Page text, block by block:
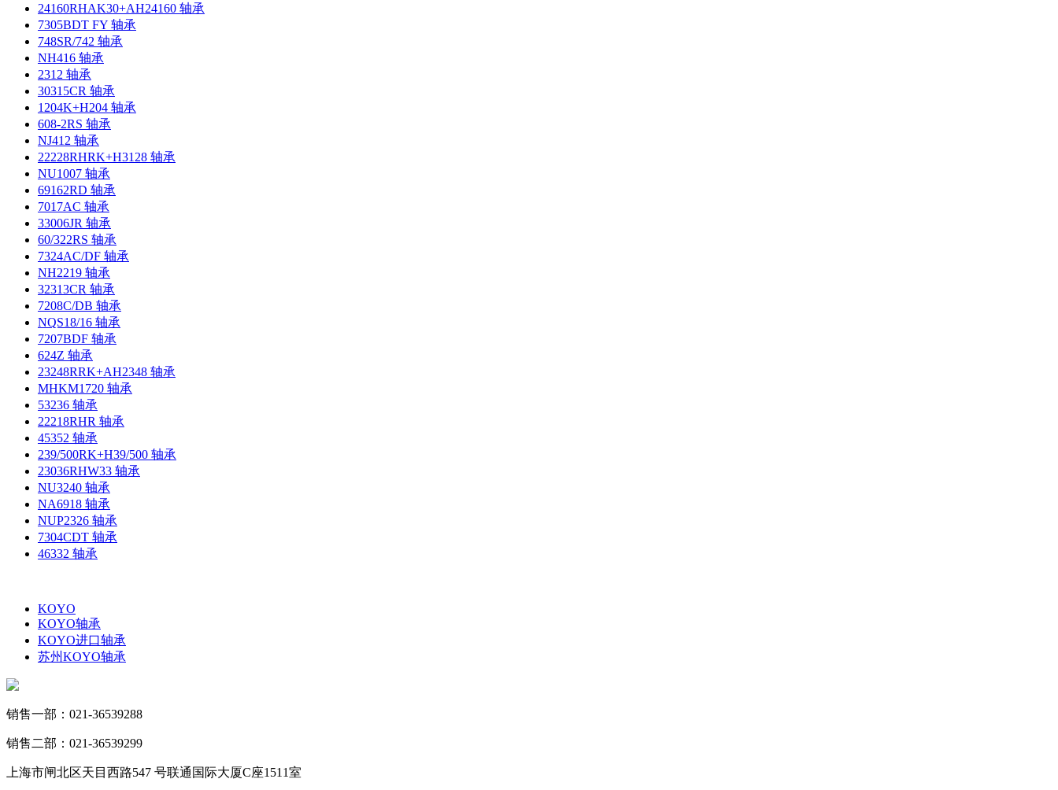
24160RHAK30+AH24160 轴承
7305BDT FY 轴承
748SR/742 轴承
NH416 轴承
2312 轴承
30315CR 轴承
1204K+H204 轴承
608-2RS 轴承
NJ412 轴承
22228RHRK+H3128 轴承
NU1007 轴承
69162RD 轴承
7017AC 轴承
33006JR 轴承
60/322RS 轴承
7324AC/DF 轴承
NH2219 轴承
32313CR 轴承
7208C/DB 轴承
NQS18/16 轴承
7207BDF 轴承
624Z 轴承
23248RRK+AH2348 轴承
MHKM1720 轴承
53236 轴承
22218RHR 轴承
45352 轴承
239/500RK+H39/500 轴承
23036RHW33 轴承
NU3240 轴承
NA6918 轴承
NUP2326 轴承
7304CDT 轴承
46332 轴承
KOYO
KOYO轴承
KOYO进口轴承
苏州KOYO轴承
销售一部：021-36539288
销售二部：021-36539299
上海市闸北区天目西路547 号联通国际大厦C座1511室